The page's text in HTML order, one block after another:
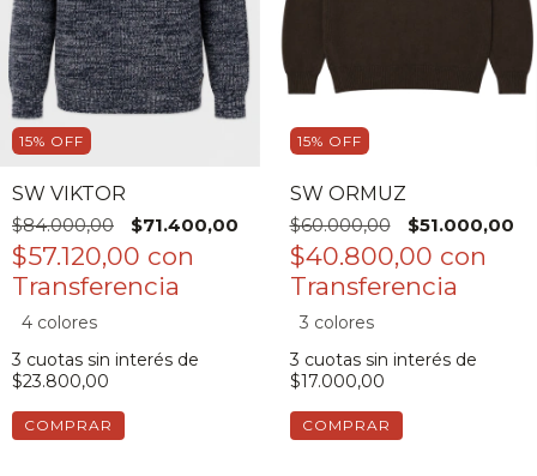
15% OFF
SW VIKTOR
$84.000,00
$71.400,00
$57.120,00 con
4 colores
3 cuotas sin interés de
$23.800,00
COMPRAR
15% OFF
SW ORMUZ
$60.000,00
$51.000,00
$40.800,00 con
3 colores
3 cuotas sin interés de
$17.000,00
COMPRAR